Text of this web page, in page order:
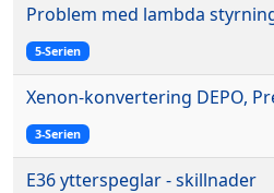
Problem med lambda
5-Serien
Xenon-konvertering DEPO,
3-Serien
E36 ytterspeglar - skillnader